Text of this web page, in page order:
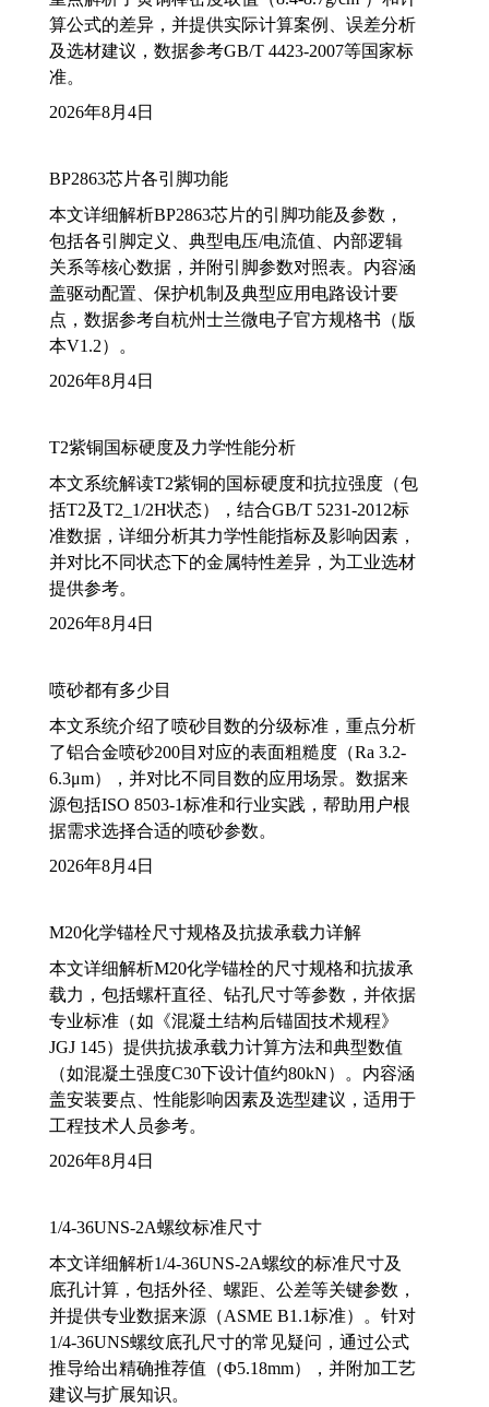
算公式的差异，并提供实际计算案例、误差分析
及选材建议，数据参考GB/T 4423-2007等国家标
准。
2026年8月4日
BP2863芯片各引脚功能
本文详细解析BP2863芯片的引脚功能及参数，
包括各引脚定义、典型电压/电流值、内部逻辑
关系等核心数据，并附引脚参数对照表。内容涵
盖驱动配置、保护机制及典型应用电路设计要
点，数据参考自杭州士兰微电子官方规格书（版
本V1.2）。
2026年8月4日
T2紫铜国标硬度及力学性能分析
本文系统解读T2紫铜的国标硬度和抗拉强度（包
括T2及T2_1/2H状态），结合GB/T 5231-2012标
准数据，详细分析其力学性能指标及影响因素，
并对比不同状态下的金属特性差异，为工业选材
提供参考。
2026年8月4日
喷砂都有多少目
本文系统介绍了喷砂目数的分级标准，重点分析
了铝合金喷砂200目对应的表面粗糙度（Ra 3.2-
6.3μm），并对比不同目数的应用场景。数据来
源包括ISO 8503-1标准和行业实践，帮助用户根
据需求选择合适的喷砂参数。
2026年8月4日
M20化学锚栓尺寸规格及抗拔承载力详解
本文详细解析M20化学锚栓的尺寸规格和抗拔承
载力，包括螺杆直径、钻孔尺寸等参数，并依据
专业标准（如《混凝土结构后锚固技术规程》
JGJ 145）提供抗拔承载力计算方法和典型数值
（如混凝土强度C30下设计值约80kN）。内容涵
盖安装要点、性能影响因素及选型建议，适用于
工程技术人员参考。
2026年8月4日
1/4-36UNS-2A螺纹标准尺寸
本文详细解析1/4-36UNS-2A螺纹的标准尺寸及
底孔计算，包括外径、螺距、公差等关键参数，
并提供专业数据来源（ASME B1.1标准）。针对
1/4-36UNS螺纹底孔尺寸的常见疑问，通过公式
推导给出精确推荐值（Φ5.18mm），并附加工艺
建议与扩展知识。